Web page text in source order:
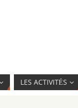
LES ACTIVITÉS